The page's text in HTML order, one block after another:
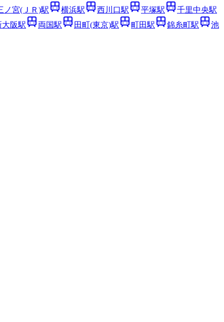
ノ宮(ＪＲ)駅 横浜駅 西川口駅 平塚駅 千里中央駅
大阪駅 両国駅 田町(東京)駅 町田駅 錦糸町駅 池